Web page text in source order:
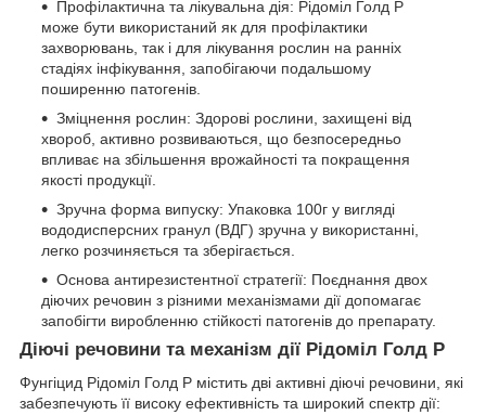
Профілактична та лікувальна дія: Рідоміл Голд Р
може бути використаний як для профілактики
захворювань, так і для лікування рослин на ранніх
стадіях інфікування, запобігаючи подальшому
поширенню патогенів.
Зміцнення рослин: Здорові рослини, захищені від
хвороб, активно розвиваються, що безпосередньо
впливає на збільшення врожайності та покращення
якості продукції.
Зручна форма випуску: Упаковка 100г у вигляді
вододисперсних гранул (ВДГ) зручна у використанні,
легко розчиняється та зберігається.
Основа антирезистентної стратегії: Поєднання двох
діючих речовин з різними механізмами дії допомагає
запобігти виробленню стійкості патогенів до препарату.
Діючі речовини та механізм дії Рідоміл Голд Р
Фунгіцид Рідоміл Голд Р містить дві активні діючі речовини, які
забезпечують її високу ефективність та широкий спектр дії: